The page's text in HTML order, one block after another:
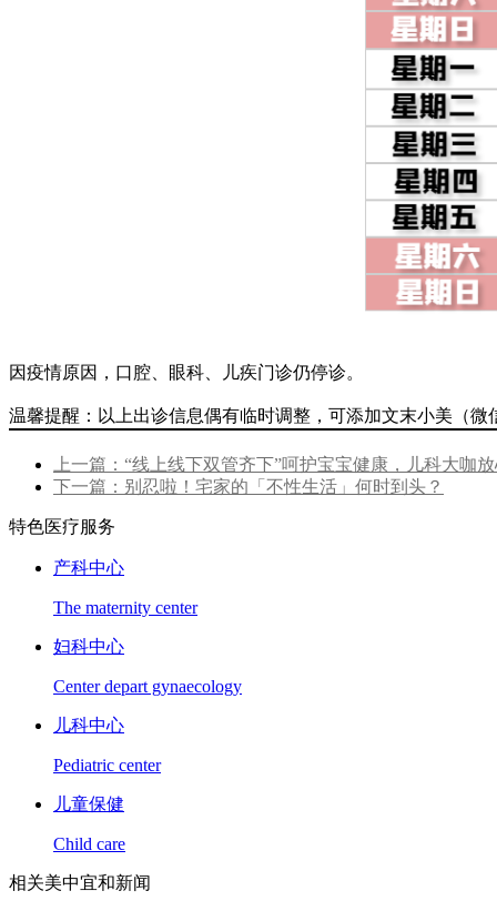
因疫情原因，口腔、眼科、儿疾门诊仍停诊。
温馨提醒：以上出诊信息偶有临时调整，可添加文末小美（微
上一篇：“线上线下双管齐下”呵护宝宝健康，儿科大咖
下一篇：别忍啦！宅家的「不性生活」何时到头？
特色医疗服务
产科中心
The maternity center
妇科中心
Center depart gynaecology
儿科中心
Pediatric center
儿童保健
Child care
相关美中宜和新闻